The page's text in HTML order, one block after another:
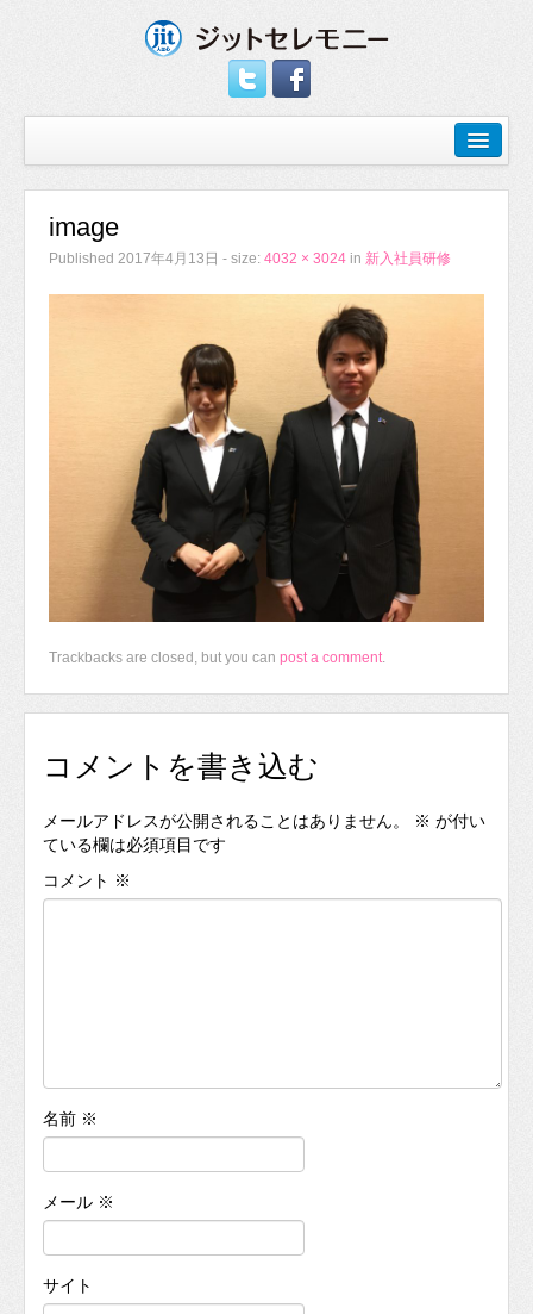
image
Published 2017年4月13日 - size: 4032 × 3024 in 新入社員研修
Trackbacks are closed, but you can post a comment
コメントを書き込む
メールアドレスが公開されることはありません。 ※ が付い
ている欄は必須項目です
コメント ※
名前 ※
メール ※
サイト